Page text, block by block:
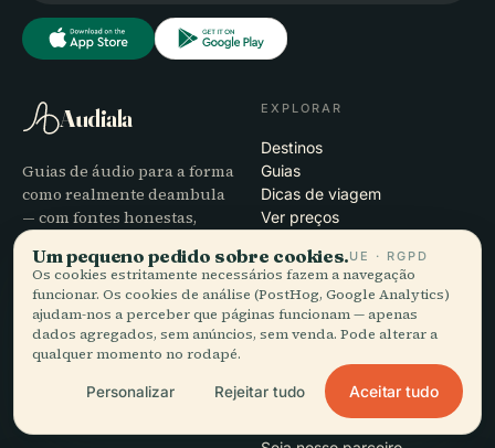
Audiala
Guias de áudio para a forma
como realmente deambula
— com fontes honestas,
narrados para a rua,
transferidos de uma só vez.
EXPLORAR
Destinos
Guias
Dicas de viagem
Ver preços
EMPRESA
Sobre
AJUDA
Resolução de problemas da
app
Um pequeno pedido sobre cookies.UE · RGPD
Os cookies estritamente necessários fazem a navegação
funcionar. Os cookies de análise (PostHog, Google Analytics)
ajudam-nos a perceber que páginas funcionam — apenas
dados agregados, sem anúncios, sem venda. Pode alterar a
qualquer momento no rodapé.
Personalizar Rejeitar tudo Aceitar tudo